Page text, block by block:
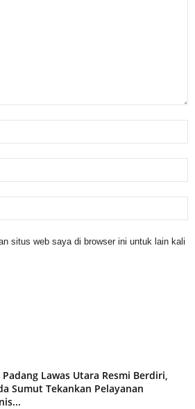
situs web saya di browser ini untuk lain kali
Lawas Utara Resmi Berdiri,
Sumut Tekankan Pelayanan